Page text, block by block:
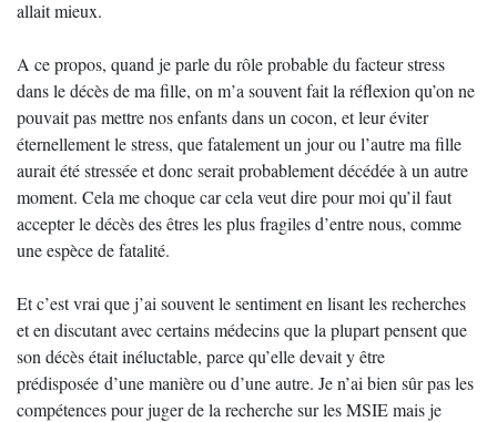
allait mieux.
A ce propos, quand je parle du rôle probable du facteur stress
dans le décès de ma fille, on m’a souvent fait la réflexion qu’on ne
pouvait pas mettre nos enfants dans un cocon, et leur éviter
éternellement le stress, que fatalement un jour ou l’autre ma fille
aurait été stressée et donc serait probablement décédée à un autre
moment. Cela me choque car cela veut dire pour moi qu’il faut
accepter le décès des êtres les plus fragiles d’entre nous, comme
une espèce de fatalité.
Et c’est vrai que j’ai souvent le sentiment en lisant les recherches
et en discutant avec certains médecins que la plupart pensent que
son décès était inéluctable, parce qu’elle devait y être
prédisposée d’une manière ou d’une autre. Je n’ai bien sûr pas les
compétences pour juger de la recherche sur les MSIE mais je